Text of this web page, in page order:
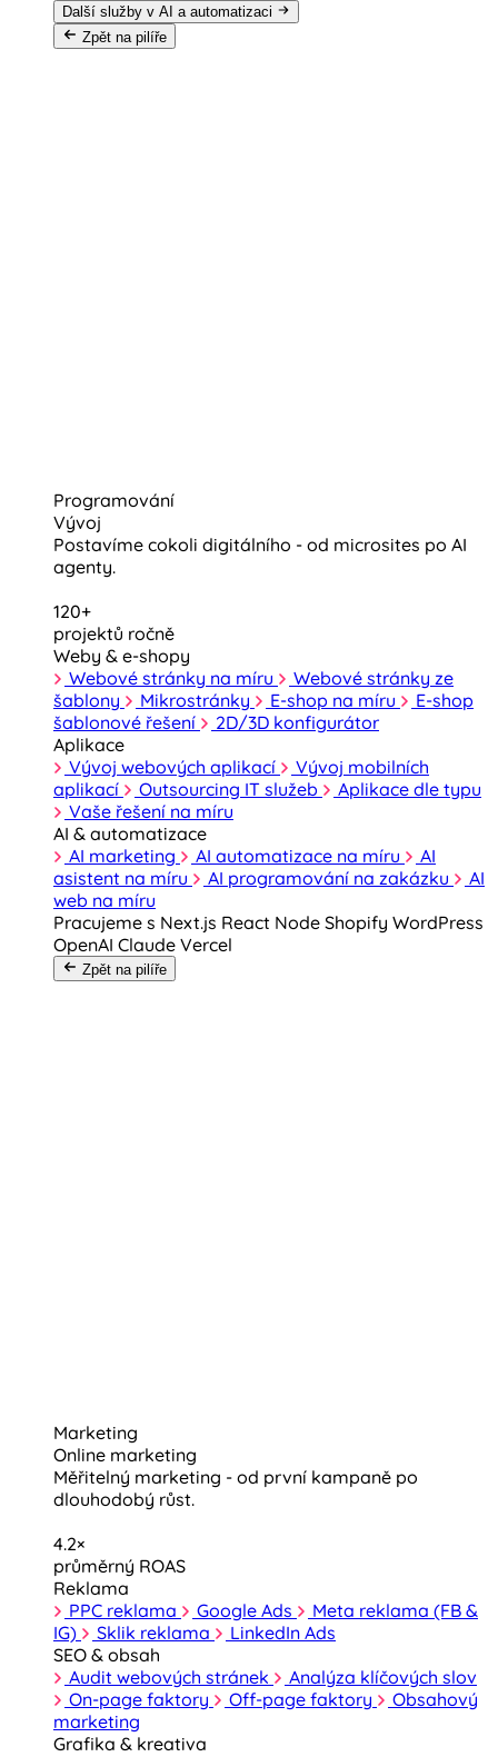
Další služby v AI a automatizaci
Zpět na pilíře
Programování
Vývoj
Postavíme cokoli digitálního - od microsites po AI
agenty.
120+
projektů ročně
Weby & e-shopy
Webové stránky na míru
Webové stránky ze
šablony
Mikrostránky E-shop na míru
E-shop
šablonové řešení
2D/3D konfigurátor
Aplikace
Vývoj webových aplikací
Vývoj mobilních
aplikací
Outsourcing IT služeb
Aplikace dle typu
Vaše řešení na míru
AI & automatizace
AI marketing
AI automatizace na míru
AI
asistent na míru
AI programování na zakázku
AI
web na míru
Pracujeme s Next.js React Node Shopify WordPress
OpenAI Claude Vercel
Zpět na pilíře
Marketing
Online marketing
Měřitelný marketing - od první kampaně po
dlouhodobý růst.
4.2×
průměrný ROAS
Reklama
PPC reklama
Google Ads
Meta reklama (FB &
IG)
Sklik reklama
LinkedIn Ads
SEO & obsah
Audit webových stránek
Analýza klíčových slov
On-page faktory
Off-page faktory
Obsahový
marketing
Grafika & kreativa